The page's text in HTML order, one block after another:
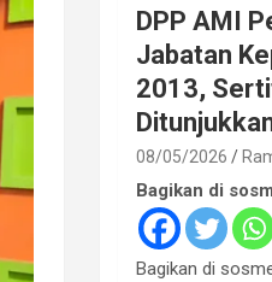
DPP AMI
Jabatan
2013,
08/05/2026
Bagikan di
Bagikan di